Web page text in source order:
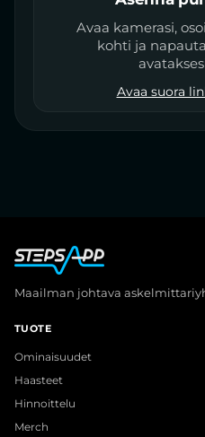
Avaa kamerasi,
kohti ja
Avaa suora
Maailman johtava
TUOTE
Ominaisuudet
Haasteet
Hinnoittelu
Merch